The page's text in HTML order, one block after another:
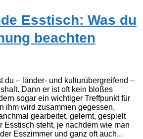
Esstisch: Was du
beachten
du – länder- und kulturübergreifend –
Dann er ist oft kein bloßes
sogar ein wichtiger Treffpunkt für
ihm wird zusammen gegessen,
gearbeitet, gelernt, gespielt
Esstisch steht, je nachdem wie man
Esszimmer und ganz oft auch...